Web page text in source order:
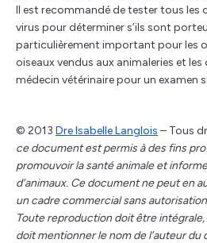
Il est recommandé de tester tous les
virus pour déterminer s’ils sont
particulièrement important pour les
oiseaux vendus aux animaleries et les
médecin vétérinaire pour un examen
© 2013 Dre Isabelle Langlois – Tous
ce document est permis à des fins
promouvoir la santé animale et
d’animaux. Ce document ne peut en
un cadre commercial sans
Toute reproduction doit être
doit mentionner le nom de l’auteur du